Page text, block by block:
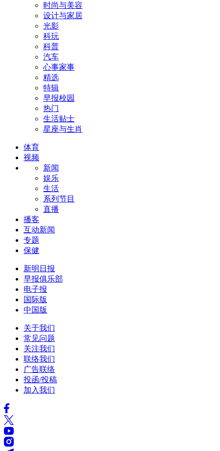
时尚与美容
设计与家居
光影
科玩
科普
汽车
心事家事
精选
特辑
早报校园
热门
生活贴士
星座与生肖
体育
视频
新闻
娱乐
生活
系列节目
直播
播客
互动新闻
专题
保健
新明日报
早报俱乐部
电子报
国际版
中国版
关于我们
常见问题
关注我们
联络我们
广告联络
投函/投稿
加入我们